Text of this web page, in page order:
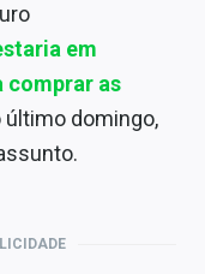
em
comprar as
último domingo,